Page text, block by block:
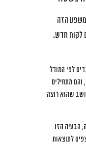
הזה
לקוח חדש.
לפי המודל
והם מתחילים
שהוא רוצה
הבעיה הזו
לתוצאות